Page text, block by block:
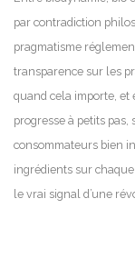
par contradiction
pragmatisme
transparence sur les
quand cela importe, et
progresse à petits pas,
consommateurs bien
ingrédients sur
le vrai signal d’une